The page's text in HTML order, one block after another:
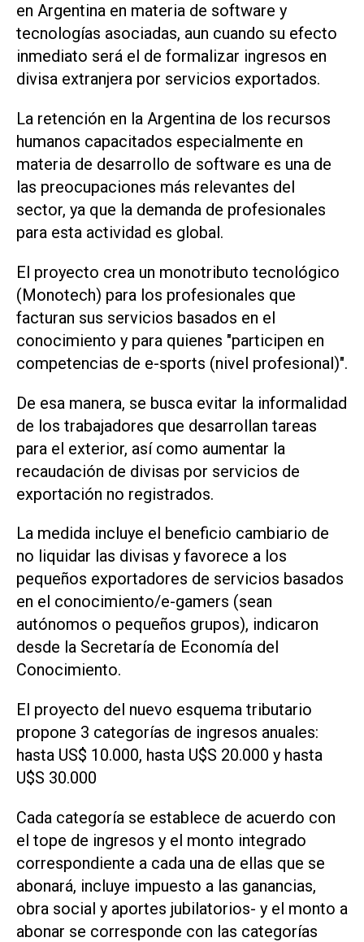
en Argentina en materia de software y
tecnologías asociadas, aun cuando su efecto
inmediato será el de formalizar ingresos en
divisa extranjera por servicios exportados.
La retención en la Argentina de los recursos
humanos capacitados especialmente en
materia de desarrollo de software es una de
las preocupaciones más relevantes del
sector, ya que la demanda de profesionales
para esta actividad es global.
El proyecto crea un monotributo tecnológico
(Monotech) para los profesionales que
facturan sus servicios basados en el
conocimiento y para quienes "participen en
competencias de e-sports (nivel profesional)".
De esa manera, se busca evitar la informalidad
de los trabajadores que desarrollan tareas
para el exterior, así como aumentar la
recaudación de divisas por servicios de
exportación no registrados.
La medida incluye el beneficio cambiario de
no liquidar las divisas y favorece a los
pequeños exportadores de servicios basados
en el conocimiento/e-gamers (sean
autónomos o pequeños grupos), indicaron
desde la Secretaría de Economía del
Conocimiento.
El proyecto del nuevo esquema tributario
propone 3 categorías de ingresos anuales:
hasta US$ 10.000, hasta U$S 20.000 y hasta
U$S 30.000
Cada categoría se establece de acuerdo con
el tope de ingresos y el monto integrado
correspondiente a cada una de ellas que se
abonará, incluye impuesto a las ganancias,
obra social y aportes jubilatorios- y el monto a
abonar se corresponde con las categorías